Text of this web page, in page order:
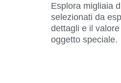
Esplora migliaia
selezionati da
dettagli e il
oggetto speciale.